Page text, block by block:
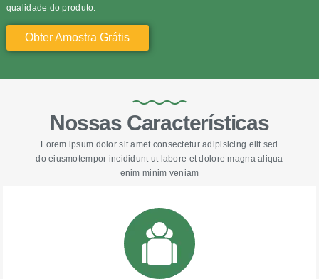
qualidade do produto.
Obter Amostra Grátis
Nossas Características
Lorem ipsum dolor sit amet consectetur adipisicing elit sed
do eiusmotempor incididunt ut labore et dolore magna aliqua
enim minim veniam